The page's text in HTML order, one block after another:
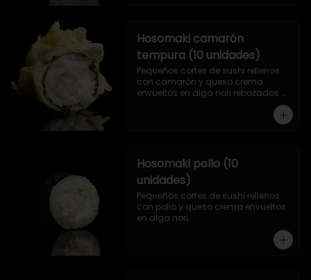
Hosomaki camarón
tempura (10 unidades)
Pequeños cortes de sushi rellenos
con camarón y queso crema
envueltos en alga nori rebozados
Hosomaki pollo (10
unidades)
Pequeños cortes de sushi rellenos
con pollo y queso crema envueltos
en alga nori.